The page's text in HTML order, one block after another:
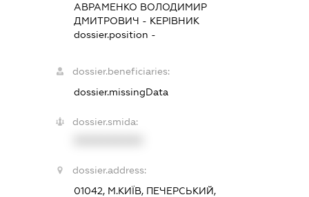
АВРАМЕНКО ВОЛОДИМИР
ДМИТРОВИЧ - КЕРІВНИК
dossier.position -
dossier.beneficiaries:
dossier.missingData
dossier.smida:
dossier.address:
01042, М.КИЇВ, ПЕЧЕРСЬКИЙ,